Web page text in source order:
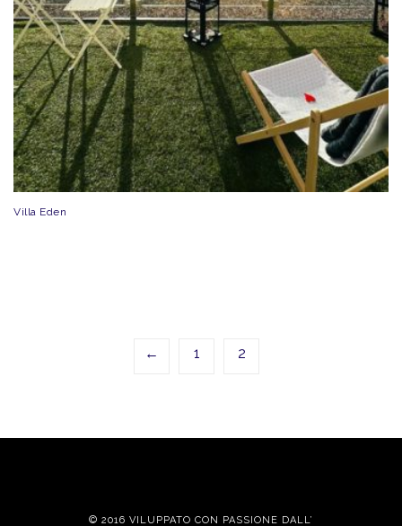
Villa Eden
← 1 2
© 2016 VILUPPATO CON PASSIONE DALL’